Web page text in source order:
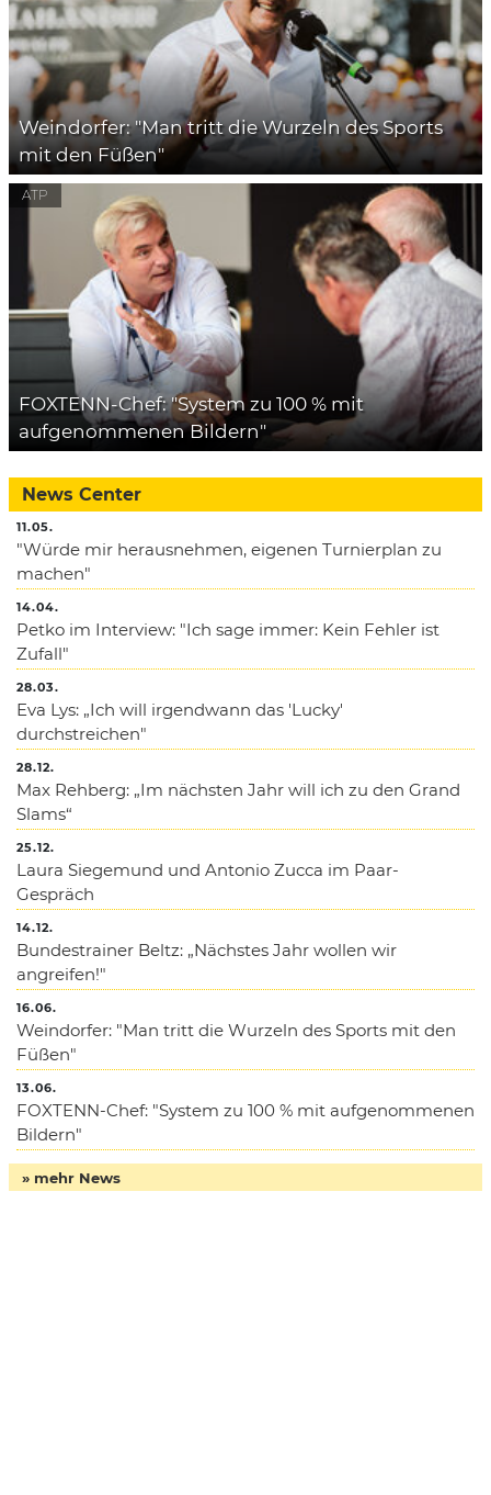
Weindorfer: "Man tritt die Wurzeln des Sports
mit den Füßen"
ATP
FOXTENN-Chef: "System zu 100 % mit
aufgenommenen Bildern"
News Center
11.05.
"Würde mir herausnehmen, eigenen Turnierplan zu
machen"
14.04.
Petko im Interview: "Ich sage immer: Kein Fehler ist
Zufall"
28.03.
Eva Lys: „Ich will irgendwann das 'Lucky'
durchstreichen"
28.12.
Max Rehberg: „Im nächsten Jahr will ich zu den Grand
Slams“
25.12.
Laura Siegemund und Antonio Zucca im Paar-
Gespräch
14.12.
Bundestrainer Beltz: „Nächstes Jahr wollen wir
angreifen!"
16.06.
Weindorfer: "Man tritt die Wurzeln des Sports mit den
Füßen"
13.06.
FOXTENN-Chef: "System zu 100 % mit aufgenommenen
Bildern"
» mehr News